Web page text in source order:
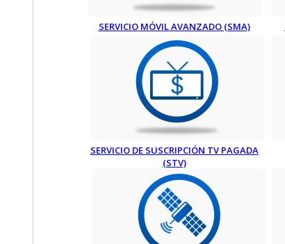
SERVICIO MÓVIL AVANZADO (SMA)
SERVICIO DE SUSCRIPCIÓN TV PAGADA
(STV)